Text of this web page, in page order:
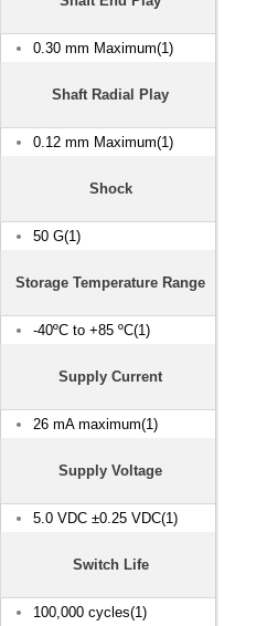
0.30 mm Maximum(1)
Shaft Radial Play
0.12 mm Maximum(1)
Shock
50 G(1)
Storage Temperature Range
-40ºC to +85 ºC(1)
Supply Current
26 mA maximum(1)
Supply Voltage
5.0 VDC ±0.25 VDC(1)
Switch Life
100,000 cycles(1)